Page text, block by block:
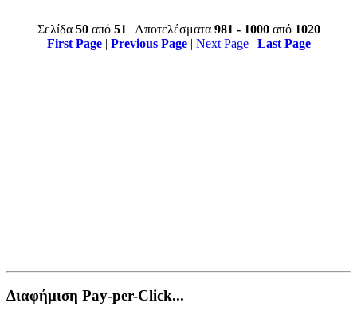
Σελίδα 50από 51 | Αποτελέσματα 981 - 1000 από 1020
First Page| Previous Page| Next Page| Last Page
Διαφήμιση Pay-per-Click...